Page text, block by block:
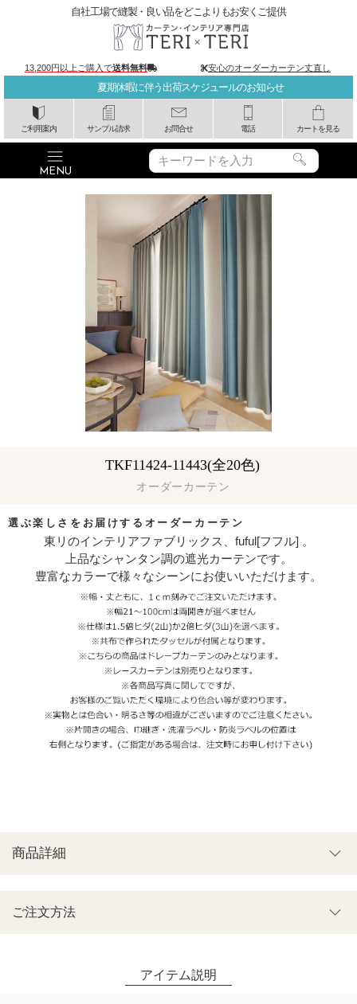
夏期休暇に伴う出荷スケジュールのお知らせ
ご利用案内 サンプル請求 お問合せ 電話 カートを見る
自社工場で縫製・良い品をどこよりもお安くご提供
13,200円以上ご購入で送料無料 安心のオーダーカーテン丈直し
選ぶ楽しさをお届けするオーダーカーテン
オーダーカーテン
TKF11424-11443(全20色)
東リのインテリアファブリックス、fuful[フフル] 。
上品なシャンタン調の遮光カーテンです。
豊富なカラーで様々なシーンにお使いいただけます。
ご注文方法
商品詳細